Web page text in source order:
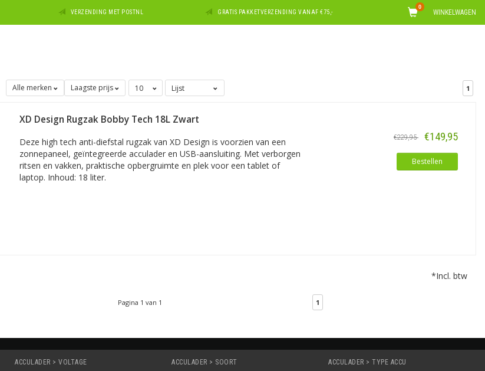
VERZENDING MET POSTNL GRATIS PAKKETVERZENDING VANAF €75,- WINKELWAGEN
0
Alle merken Laagste prijs 1
XD Design Rugzak Bobby Tech 18L Zwart
Deze high tech anti-diefstal rugzak van XD Design is voorzien van een
zonnepaneel, geïntegreerde acculader en USB-aansluiting. Met verborgen
ritsen en vakken, praktische opbergruimte en plek voor een tablet of
laptop. Inhoud: 18 liter.
€229,95 €149,95
Bestellen
*Incl. btw
Pagina 1 van 1 1
ACCULADER > VOLTAGE ACCULADER > SOORT ACCULADER > TYPE ACCU